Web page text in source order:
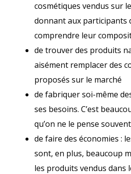
cosmétiques vendus sur
donnant aux participants
comprendre leur
de trouver des produits
aisément remplacer des
proposés sur le marché
de fabriquer soi-même
ses besoins. C’est
qu’on ne le pense
de faire des économies :
sont, en plus, beaucoup
les produits vendus dans